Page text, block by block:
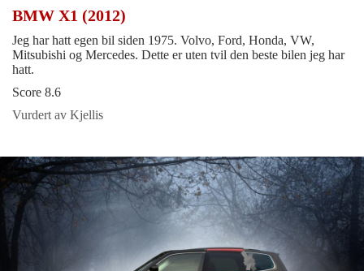
BMW X1 (2012)
Jeg har hatt egen bil siden 1975. Volvo, Ford, Honda, VW,
Mitsubishi og Mercedes. Dette er uten tvil den beste bilen jeg har
hatt.
Score 8.6
Vurdert av Kjellis